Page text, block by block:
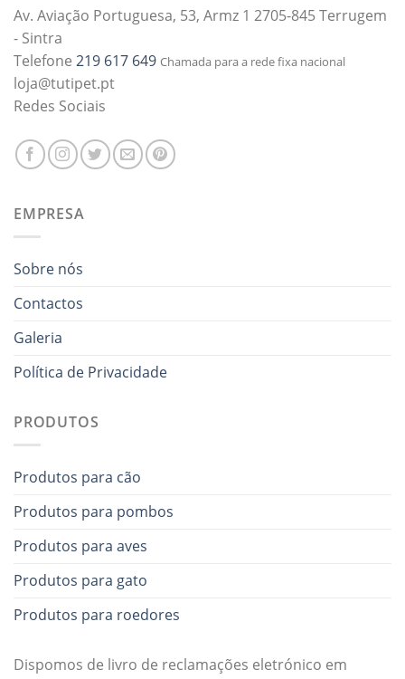
Av. Aviação Portuguesa, 53, Armz 1 2705-845 Terrugem
- Sintra
Telefone 219 617 649 Chamada para a rede fixa nacional
loja@tutipet.pt
Redes Sociais
EMPRESA
Sobre nós
Contactos
Galeria
Política de Privacidade
PRODUTOS
Produtos para cão
Produtos para pombos
Produtos para aves
Produtos para gato
Produtos para roedores
Dispomos de livro de reclamações eletrónico em